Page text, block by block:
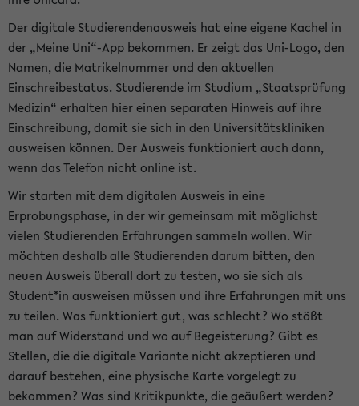
Der digitale Studierendenausweis hat eine eigene Kachel in
der „Meine Uni“-App bekommen. Er zeigt das Uni-Logo, den
Namen, die Matrikelnummer und den aktuellen
Einschreibestatus. Studierende im Studium „Staatsprüfung
Medizin“ erhalten hier einen separaten Hinweis auf ihre
Einschreibung, damit sie sich in den Universitätskliniken
ausweisen können. Der Ausweis funktioniert auch dann,
wenn das Telefon nicht online ist.
Wir starten mit dem digitalen Ausweis in eine
Erprobungsphase, in der wir gemeinsam mit möglichst
vielen Studierenden Erfahrungen sammeln wollen. Wir
möchten deshalb alle Studierenden darum bitten, den
neuen Ausweis überall dort zu testen, wo sie sich als
Student*in ausweisen müssen und ihre Erfahrungen mit uns
zu teilen. Was funktioniert gut, was schlecht? Wo stößt
man auf Widerstand und wo auf Begeisterung? Gibt es
Stellen, die die digitale Variante nicht akzeptieren und
darauf bestehen, eine physische Karte vorgelegt zu
bekommen? Was sind Kritikpunkte, die geäußert werden?